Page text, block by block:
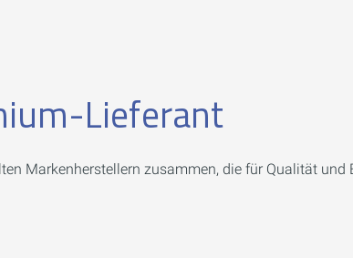
Lieferant
Markenherstellern zusammen, die für Qualität